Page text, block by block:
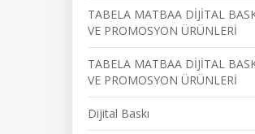
TABELA MATBAA DİJİTAL
VE PROMOSYON ÜRÜNLERİ
TABELA MATBAA DİJİTAL
VE PROMOSYON ÜRÜNLERİ
Dijital Baskı